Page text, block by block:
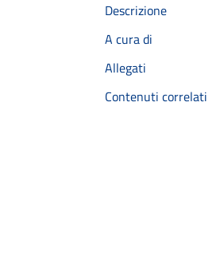
Descrizione
A cura di
Allegati
Contenuti correlati